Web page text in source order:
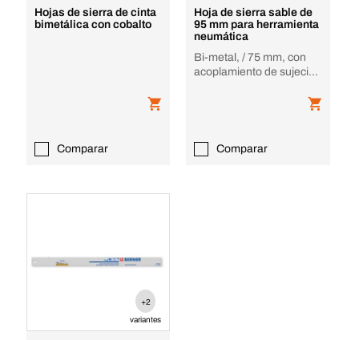
Hojas de sierra de cinta
bimetálica con cobalto
Comparar
Hoja de sierra sable de
95 mm para herramienta
neumática
Bi-metal, / 75 mm, con
acoplamiento de sujeción
Comparar
+2
variantes